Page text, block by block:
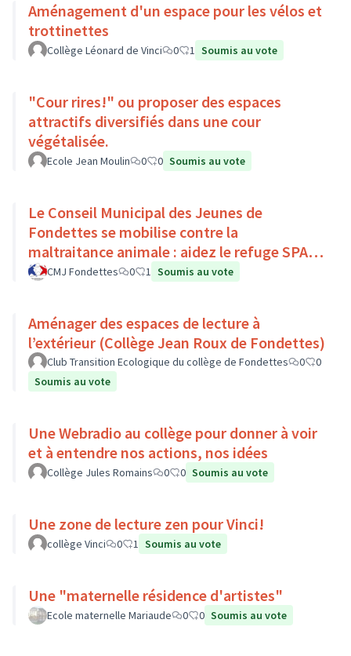
Aménagement d'un espace pour les vélos et
trottinettes
Collège Léonard de Vinci 0 1 Soumis au vote
"Cour rires!" ou proposer des espaces
attractifs diversifiés dans une cour
végétalisée.
Ecole Jean Moulin 0 0 Soumis au vote
Le Conseil Municipal des Jeunes de
Fondettes se mobilise contre la
maltraitance animale : aidez le refuge SPA
de Luynes !
CMJ Fondettes 0 1 Soumis au vote
Aménager des espaces de lecture à
l’extérieur (Collège Jean Roux de Fondettes)
Club Transition Ecologique du collège de Fondettes 0
0
Soumis au vote
Une Webradio au collège pour donner à voir
et à entendre nos actions, nos idées
Collège Jules Romains 0 0 Soumis au vote
Une zone de lecture zen pour Vinci!
collège Vinci 0 1 Soumis au vote
Une "maternelle résidence d'artistes"
Ecole maternelle Mariaude 0 0 Soumis au vote